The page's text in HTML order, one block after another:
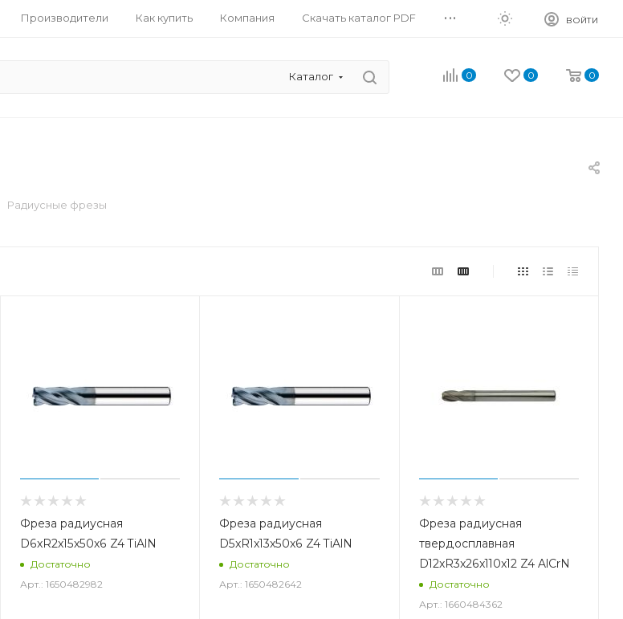
Производители Как купить Компания Скачать каталог PDF ... ВОЙТИ
Каталог 0 0 0
Радиусные фрезы
Фреза радиусная
D6xR2x15x50x6 Z4 TiAlN
Достаточно
Арт.: 1650482982
Фреза радиусная
D5xR1x13x50x6 Z4 TiAlN
Достаточно
Арт.: 1650482642
Фреза радиусная
твердосплавная
D12xR3x26x110x12 Z4 AlCrN
Достаточно
Арт.: 1660484362